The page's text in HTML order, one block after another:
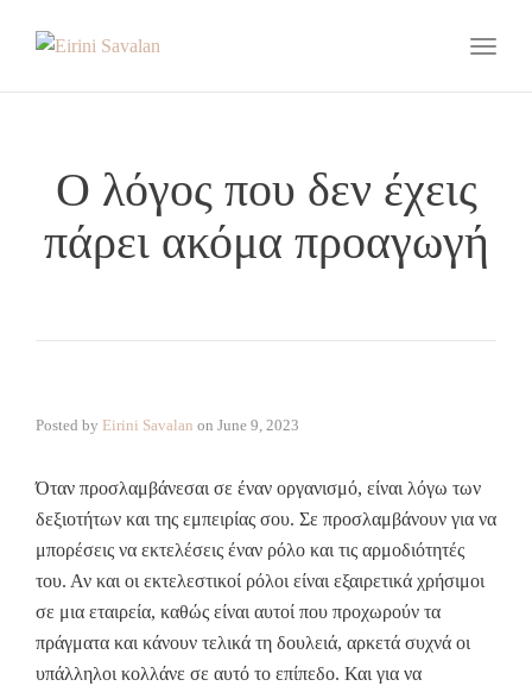
Ο λόγος που δεν έχεις
πάρει ακόμα προαγωγή
Posted by Eirini Savalan on June 9, 2023
Όταν προσλαμβάνεσαι σε έναν οργανισμό, είναι λόγω των
δεξιοτήτων και της εμπειρίας σου. Σε προσλαμβάνουν για να
μπορέσεις να εκτελέσεις έναν ρόλο και τις αρμοδιότητές
του. Αν και οι εκτελεστικοί ρόλοι είναι εξαιρετικά χρήσιμοι
σε μια εταιρεία, καθώς είναι αυτοί που προχωρούν τα
πράγματα και κάνουν τελικά τη δουλειά, αρκετά συχνά οι
υπάλληλοι κολλάνε σε αυτό το επίπεδο. Και για να